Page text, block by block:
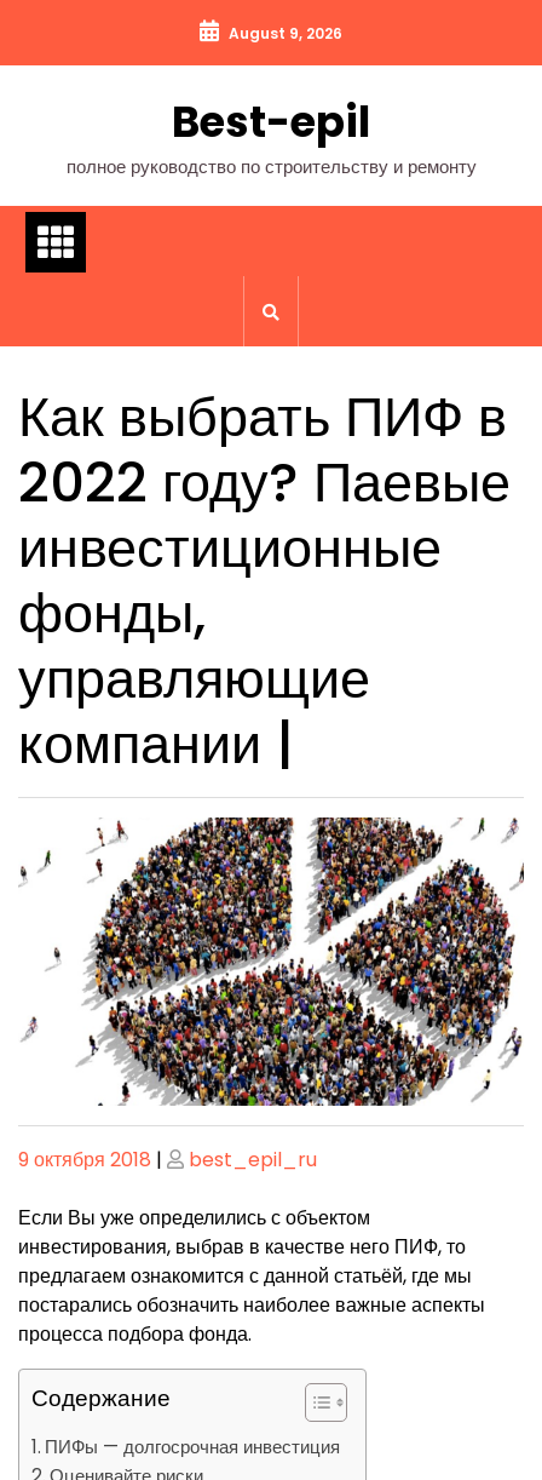
содержимому
August 9, 2026
Best-epil
полное руководство по строительству и ремонту
Как выбрать ПИФ в
2022 году? Паевые
инвестиционные
фонды,
управляющие
компании |
Опубликовано
9 октября 2018 | Опубликовано
best_epil_ru
Если Вы уже определились с объектом
инвестирования, выбрав в качестве него ПИФ, то
предлагаем ознакомится с данной статьёй, где мы
постарались обозначить наиболее важные аспекты
процесса подбора фонда.
Содержание
ПИФы — долгосрочная инвестиция